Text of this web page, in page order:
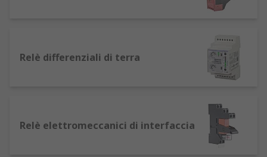
Esistono diversi tipi di relè, idonei a molteplici
Relè bistabili: utilizzati in applicazioni come
porte automatiche, cancelli e sistemi
l'alimentazione li rende ideali per situazioni
in cui è richiesto un funzionamento
Relè differenziali di terra
Relè elettromeccanici di interfaccia